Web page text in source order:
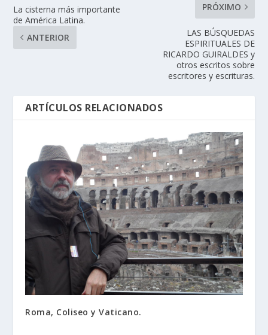
La cisterna más importante
de América Latina.
ANTERIOR
PRÓXIMO
LAS BÚSQUEDAS
ESPIRITUALES DE
RICARDO GUIRALDES y
otros escritos sobre
escritores y escrituras.
ARTÍCULOS RELACIONADOS
Roma, Coliseo y Vaticano.